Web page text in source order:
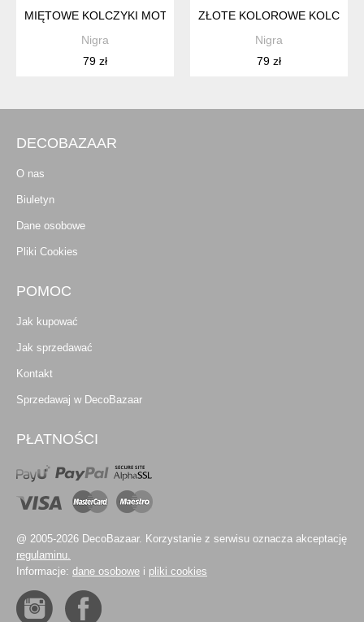
MIĘTOWE KOLCZYKI MOTYLKI Z PŁATKAMI ZŁOTA
Nigra
79 zł
ZŁOTE KOLOROWE
Nigra
79 zł
DECOBAZAAR
O nas
Biuletyn
Dane osobowe
Pliki Cookies
POMOC
Jak kupować
Jak sprzedawać
Kontakt
Sprzedawaj w DecoBazaar
PŁATNOŚCI
@ 2005-2026 DecoBazaar. Korzystanie z serwisu oznacza akceptację
regulaminu.
Informacje: dane osobowe i pliki cookies